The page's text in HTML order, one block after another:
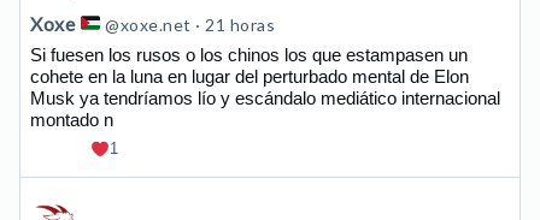
de
Xoxe
en
Bluesky
Xoxe @xoxe.net
21 horas
Si fuesen los rusos o los chinos los que estampasen un
cohete en la luna en lugar del perturbado mental de Elon
Musk ya tendríamos lío y escándalo mediático internacional
montado n
1
Ver